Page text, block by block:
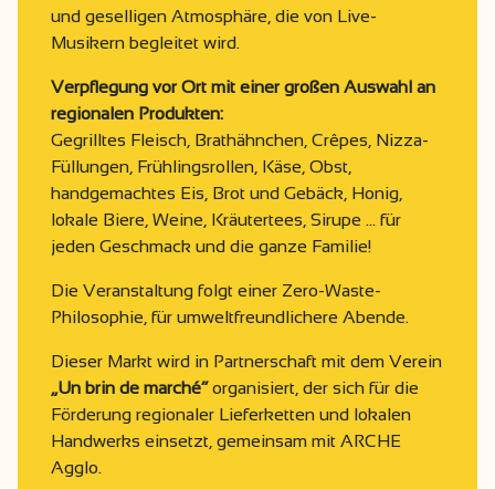
und geselligen Atmosphäre, die von Live-
Musikern begleitet wird.
Verpflegung vor Ort mit einer großen Auswahl an
regionalen Produkten:
Gegrilltes Fleisch, Brathähnchen, Crêpes, Nizza-
Füllungen, Frühlingsrollen, Käse, Obst,
handgemachtes Eis, Brot und Gebäck, Honig,
lokale Biere, Weine, Kräutertees, Sirupe … für
jeden Geschmack und die ganze Familie!
Die Veranstaltung folgt einer Zero-Waste-
Philosophie, für umweltfreundlichere Abende.
Dieser Markt wird in Partnerschaft mit dem Verein
„Un brin de marché“organisiert, der sich für die
Förderung regionaler Lieferketten und lokalen
Handwerks einsetzt, gemeinsam mit ARCHE
Agglo.